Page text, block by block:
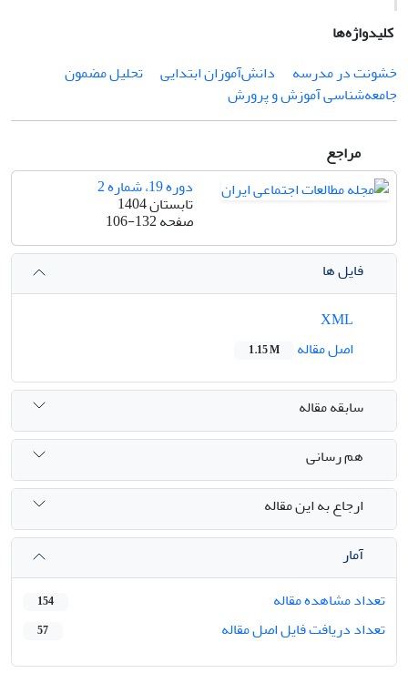
کلیدواژه‌ها
خشونت در مدرسه
دانش‌آموزان ابتدایی
تحلیل مضمون
جامعه‌شناسی آموزش و پرورش
مراجع
دوره 19، شماره 2
تابستان 1404
صفحه106-132
فایل ها
اصل مقاله
1.15 M
سابقه مقاله
هم رسانی
ارجاع به این مقاله
آمار
تعداد مشاهده مقاله
154
تعداد دریافت فایل اصل مقاله 57